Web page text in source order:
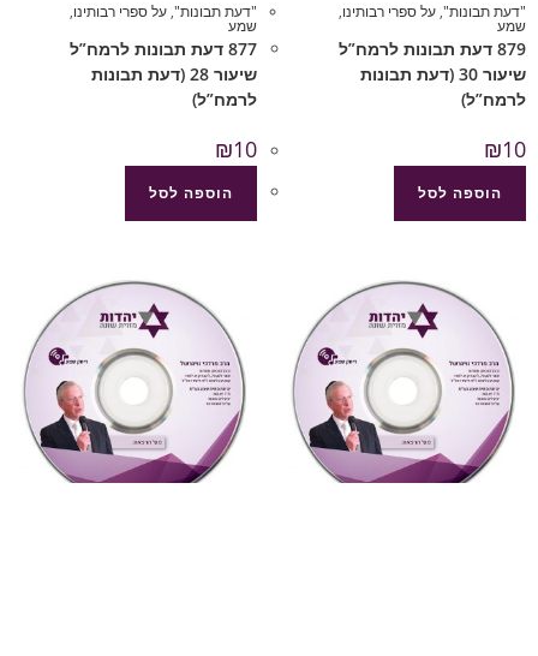
"דעת תבונות",על ספרי רבותינו,
שמע
879 דעת תבונות לרמח”ל
שיעור 30 (דעת תבונות
לרמח”ל)
₪10
הוספה לסל
"דעת תבונות",על ספרי רבותינו,
שמע
877 דעת תבונות לרמח”ל
שיעור 28 (דעת תבונות
לרמח”ל)
₪10
הוספה לסל